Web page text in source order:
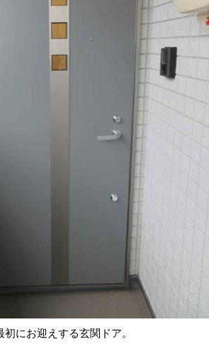
にお迎えする玄関ドア。